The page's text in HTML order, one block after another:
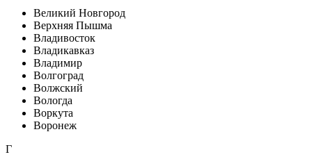
Великий Новгород
Верхняя Пышма
Владивосток
Владикавказ
Владимир
Волгоград
Волжский
Вологда
Воркута
Воронеж
Г